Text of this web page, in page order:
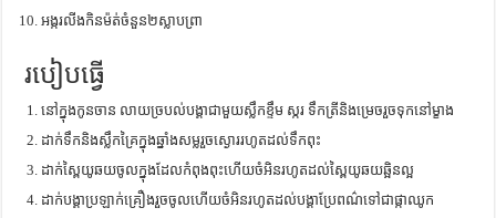
អង្ករលីងកិនម៉ត់ចំនួន២ស្លាបព្រា
របៀបធ្វើ
នៅក្នុងកូនចាន លាយច្របល់បង្គាជាមួយស្លឹកខ្ទឹម ស្ករ ទឹកត្រីនិងម្រេចរួចទុកនៅម្ខាង
ដាក់ទឹកនិងស្លឹកគ្រៃក្នុងឆ្នាំងសម្លរួចស្ងោររហូតដល់ទឹកពុះ
ដាក់ស្ពៃយូឆយចូលក្នុងដែលកំពុងពុះហើយចំអិនរហូតដល់ស្ពៃយូឆយឆ្អិនល្អ
ដាក់បង្គាប្រឡាក់គ្រឿងរួចចូលហើយចំអិនរហូតដល់បង្គាប្រែពណ៌ទៅជាផ្កាឈូក